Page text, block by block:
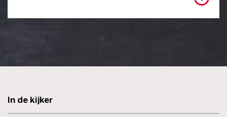
In de kijker